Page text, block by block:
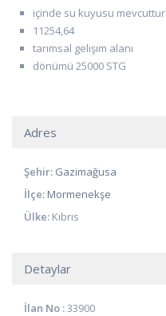
içinde su kuyusu mevcuttur
11254,64
tarımsal gelışım alanı
dönümü 25000 STG
Adres
Şehir: Gazimağusa
İlçe: Mormenekşe
Ülke: Kıbrıs
Detaylar
İlan No :33900